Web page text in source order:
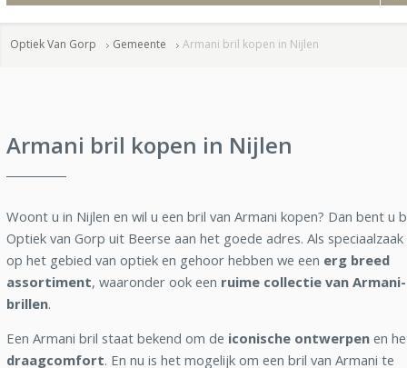
Optiek Van Gorp Gemeente Armani bril kopen in Nijlen
Armani bril kopen in Nijlen
Woont u in Nijlen en wil u een bril van Armani kopen? Dan bent u
Optiek van Gorp uit Beerse aan het goede adres. Als speciaalzaak
op het gebied van optiek en gehoor hebben we een erg breed
assortiment, waaronder ook een ruime collectie van Armani-
brillen.
Een Armani bril staat bekend om de iconische ontwerpen en
draagcomfort. En nu is het mogelijk om een bril van Armani te